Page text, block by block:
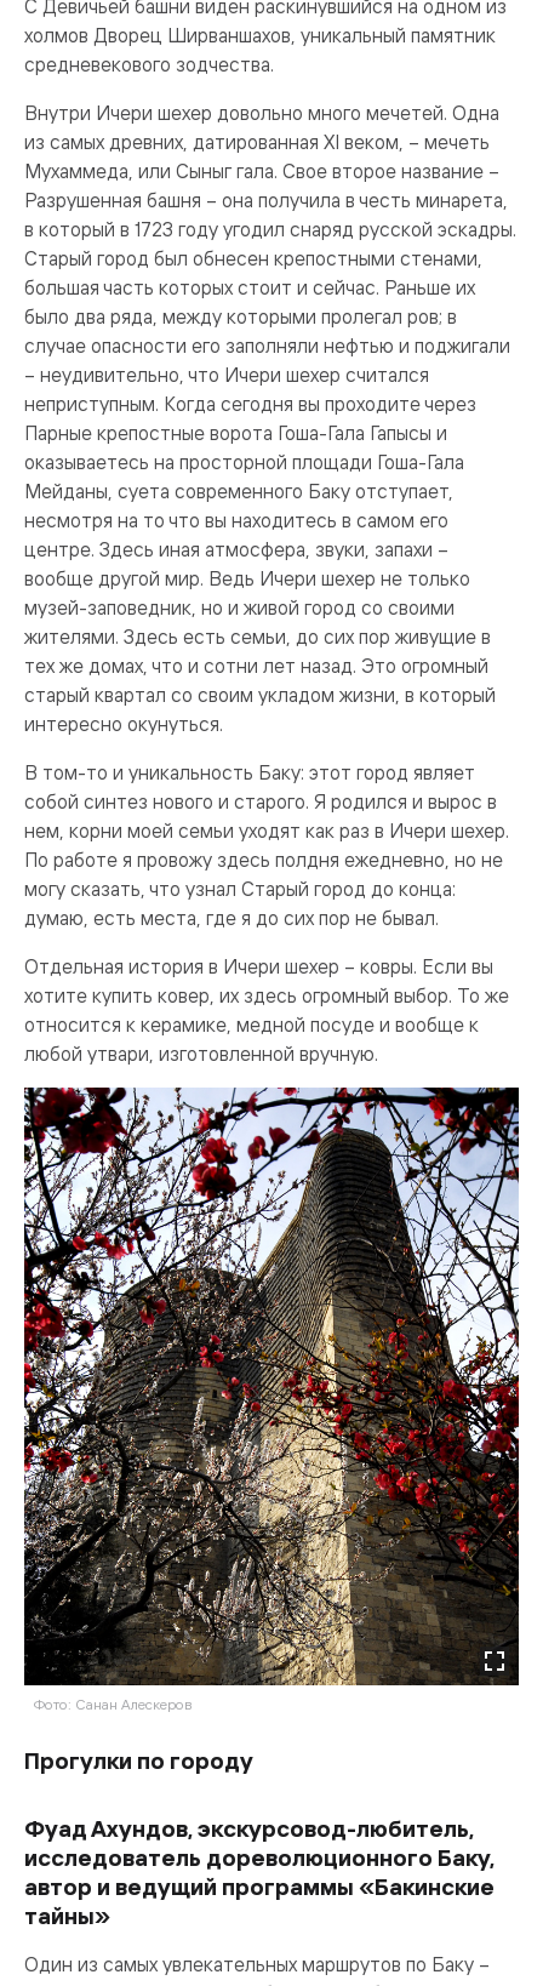
С Девичьей башни виден раскинувшийся на одном из
холмов Дворец Ширваншахов, уникальный памятник
средневекового зодчества.
Внутри Ичери шехер довольно много мечетей. Одна
из самых древних, датированная XI веком, – мечеть
Мухаммеда, или Сыныг гала. Свое второе название –
Разрушенная башня – она получила в честь минарета,
в который в 1723 году угодил снаряд русской эскадры.
Старый город был обнесен крепостными стенами,
большая часть которых стоит и сейчас. Раньше их
было два ряда, между которыми пролегал ров; в
случае опасности его заполняли нефтью и поджигали
– неудивительно, что Ичери шехер считался
неприступным. Когда сегодня вы проходите через
Парные крепостные ворота Гоша-Гала Гапысы и
оказываетесь на просторной площади Гоша-Гала
Мейданы, суета современного Баку отступает,
несмотря на то что вы находитесь в самом его
центре. Здесь иная атмосфера, звуки, запахи –
вообще другой мир. Ведь Ичери шехер не только
музей-заповедник, но и живой город со своими
жителями. Здесь есть семьи, до сих пор живущие в
тех же домах, что и сотни лет назад. Это огромный
старый квартал со своим укладом жизни, в который
интересно окунуться.
В том-то и уникальность Баку: этот город являет
собой синтез нового и старого. Я родился и вырос в
нем, корни моей семьи уходят как раз в Ичери шехер.
По работе я провожу здесь полдня ежедневно, но не
могу сказать, что узнал Старый город до конца:
думаю, есть места, где я до сих пор не бывал.
Отдельная история в Ичери шехер – ковры. Если вы
хотите купить ковер, их здесь огромный выбор. То же
относится к керамике, медной посуде и вообще к
любой утвари, изготовленной вручную.
Фото: Санан Алескеров
Прогулки по городу
Фуад Ахундов, экскурсовод-любитель,
исследователь дореволюционного Баку,
автор и ведущий программы «Бакинские
тайны»
Один из самых увлекательных маршрутов по Баку –